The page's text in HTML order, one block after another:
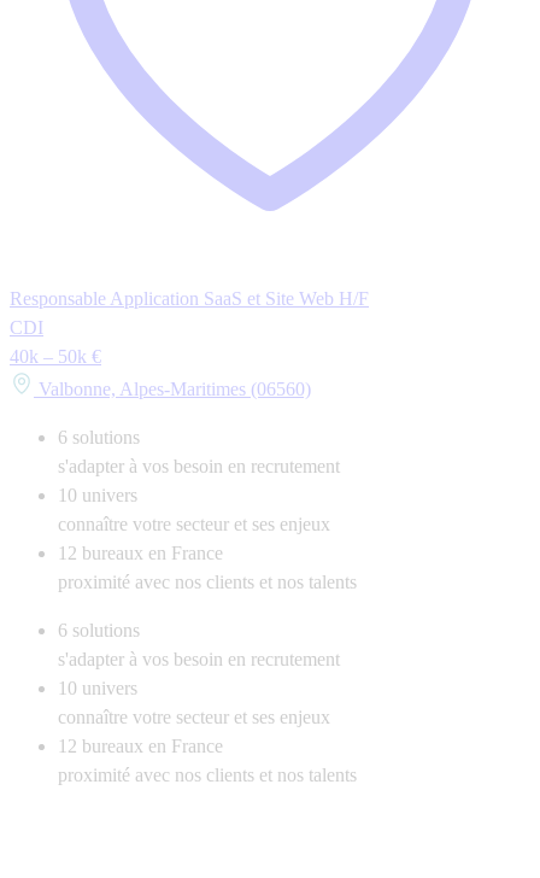
Responsable Application SaaS et Site Web H/F
CDI
40k – 50k €
Valbonne, Alpes-Maritimes (06560)
6 solutions
s'adapter à vos besoin en recrutement
10 univers
connaître votre secteur et ses enjeux
12 bureaux en France
proximité avec nos clients et nos talents
6 solutions
s'adapter à vos besoin en recrutement
10 univers
connaître votre secteur et ses enjeux
12 bureaux en France
proximité avec nos clients et nos talents